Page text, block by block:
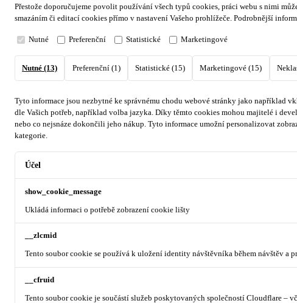
Přestože doporučujeme povolit používání všech typů cookies, práci webu s nimi
smazáním či editací cookies přímo v nastavení Vašeho prohlížeče. Podrobnější
Nutné Preferenční Statistické Marketingové
Nutné (13) Preferenční (1) Statistické (15) Marketingové (15)
Tyto informace jsou nezbytné ke správnému chodu webové stránky jako například
dle Vašich potřeb, například volba jazyka. Díky těmto cookies mohou majitelé i
nebo co nejsnáze dokončili jeho nákup. Tyto informace umožní personalizovat
kategorie.
Účel
show_cookie_message
Ukládá informaci o potřebě zobrazení cookie lišty
__zlcmid
Tento soubor cookie se používá k uložení identity návštěvníka během návštěv a
__cfruid
Tento soubor cookie je součástí služeb poskytovaných společností Cloudflare –